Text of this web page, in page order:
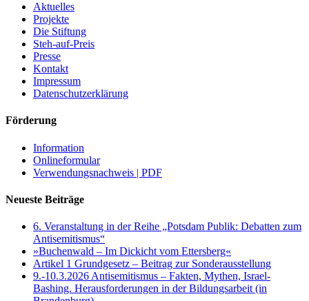
Aktuelles
Projekte
Die Stiftung
Steh-auf-Preis
Presse
Kontakt
Impressum
Datenschutzerklärung
Förderung
Information
Onlineformular
Verwendungsnachweis | PDF
Neueste Beiträge
6. Veranstaltung in der Reihe „Potsdam Publik: Debatten zum
Antisemitismus“
»Buchenwald – Im Dickicht vom Ettersberg«
Artikel 1 Grundgesetz – Beitrag zur Sonderausstellung
9.-10.3.2026 Antisemitismus – Fakten, Mythen, Israel-
Bashing. Herausforderungen in der Bildungsarbeit (in